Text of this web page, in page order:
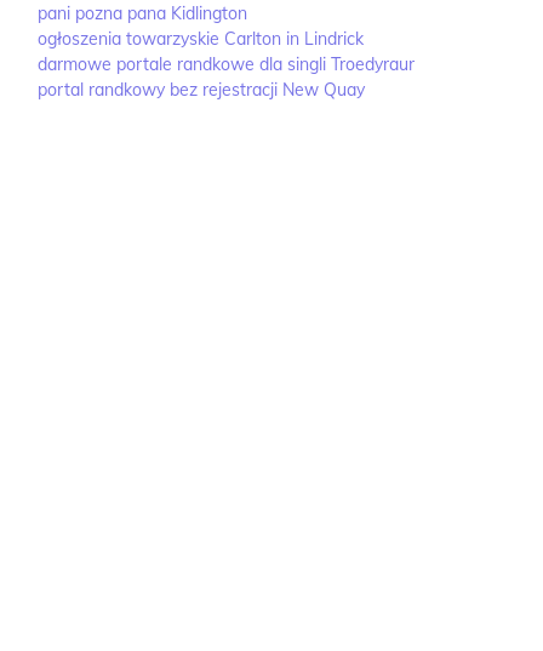
pani pozna pana Kidlington
ogłoszenia towarzyskie Carlton in Lindrick
darmowe portale randkowe dla singli Troedyraur
portal randkowy bez rejestracji New Quay